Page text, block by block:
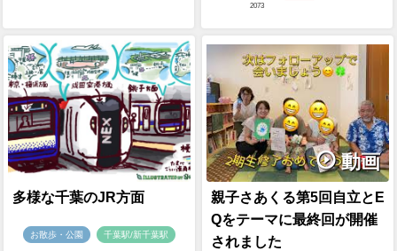
2073
多様な千葉のJR方面
お散歩・公園 千葉駅/新千葉駅
動画
親子さあくる第5回自立とE
Qをテーマに最終回が開催
されました